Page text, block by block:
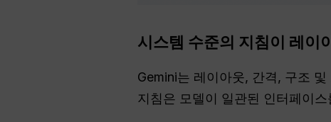
시스템 수준의 지침이 레이
Gemini는 레이아웃, 간격, 구조
지침은 모델이 일관된 인터페이